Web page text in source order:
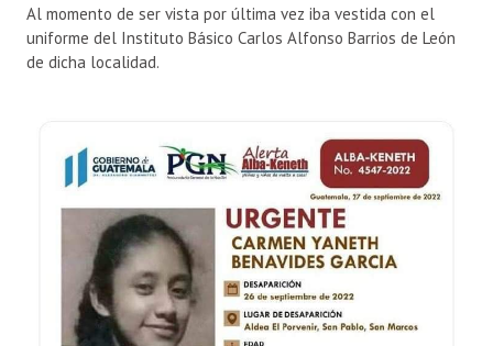
Al momento de ser vista por última vez iba vestida con el
uniforme del Instituto Básico Carlos Alfonso Barrios de León
de dicha localidad.